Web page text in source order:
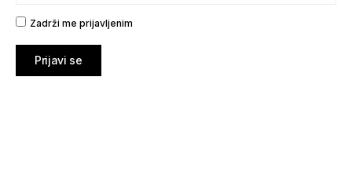
Zadrži me prijavljenim
Prijavi se